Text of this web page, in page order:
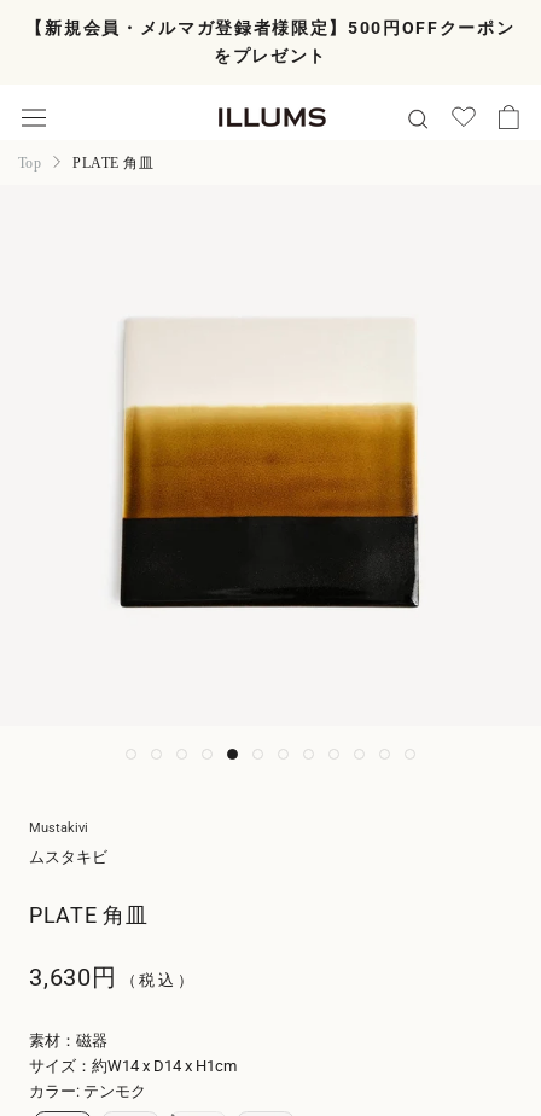
【新規会員・メルマガ登録者様限定】500円OFFクーポン
をプレゼント
Top PLATE 角皿
Mustakivi
ムスタキビ
PLATE 角皿
3,630円 （税込）
素材：磁器
サイズ：約W14 x D14 x H1cm
カラー: テンモク